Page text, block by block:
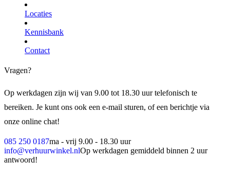
Locaties
Kennisbank
Contact
Vragen?
Op werkdagen zijn wij van 9.00 tot 18.30 uur telefonisch te
bereiken. Je kunt ons ook een e-mail sturen, of een berichtje via
onze online chat!
085 250 0187ma - vrij 9.00 - 18.30 uur
info@verhuurwinkel.nlOp werkdagen gemiddeld binnen 2 uur
antwoord!